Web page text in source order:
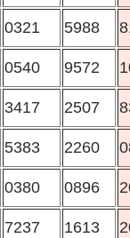
0321 5988
0540 9572
3417 2507
5383 2260
0380 0896
7237 1613